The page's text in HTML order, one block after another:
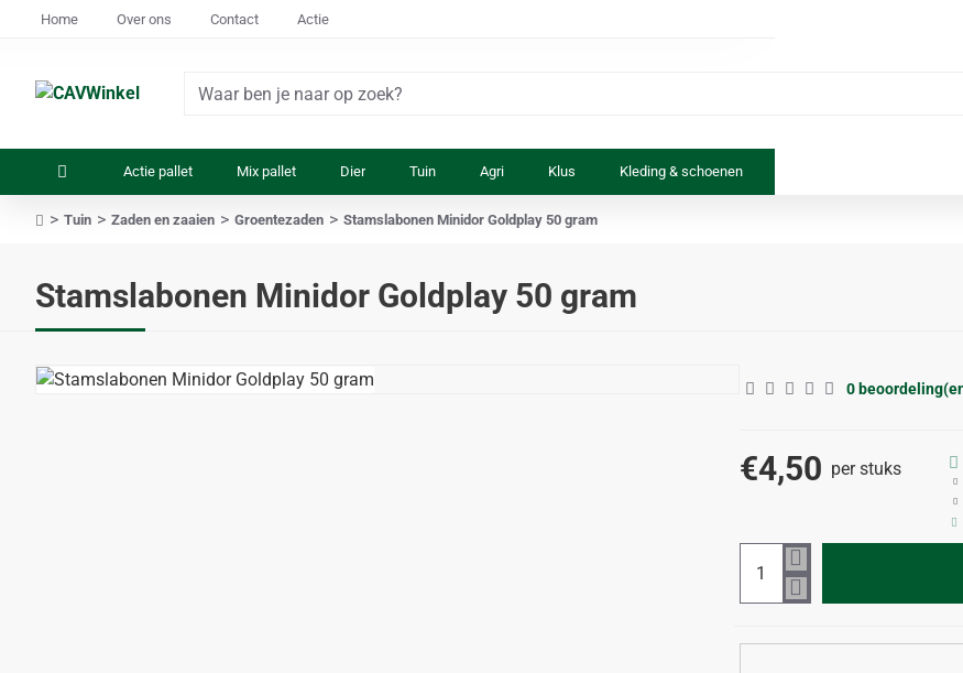
Home Over ons Contact Actie
Waar
op
Actie pallet Mix pallet Dier Tuin Agri Klus Kleding & schoenen
Stamslabonen Minidor Goldplay 50 gram
Tuin Zaden en zaaien Groentezaden Stamslabonen Minidor Goldplay 50 gram
0
€4,50 per stuks